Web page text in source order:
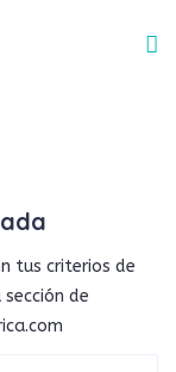
tus criterios de
de